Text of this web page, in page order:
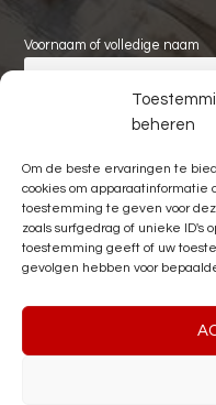
beheren
Om de beste ervaringen te
cookies om apparaatinformatie
toestemming te geven voor
zoals surfgedrag of unieke ID's
toestemming geeft of uw
gevolgen hebben voor
Voornaam of volledige naam
E-mail